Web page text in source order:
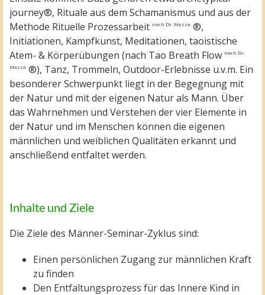
journey®, Rituale aus dem Schamanismus und aus der
Methode Rituelle Prozessarbeit nach Dr. Mazza ®,
Initiationen, Kampfkunst, Meditationen, taoistische
Atem- & Körperübungen (nach Tao Breath Flow nach Dr.
Mazza ®), Tanz, Trommeln, Outdoor-Erlebnisse u.v.m. Ein
besonderer Schwerpunkt liegt in der Begegnung mit
der Natur und mit der eigenen Natur als Mann. Über
das Wahrnehmen und Verstehen der vier Elemente in
der Natur und im Menschen können die eigenen
männlichen und weiblichen Qualitäten erkannt und
anschließend entfaltet werden.
Inhalte und Ziele
Die Ziele des Männer-Seminar-Zyklus sind:
Einen persönlichen Zugang zur männlichen Kraft
zu finden
Den Entfaltungsprozess für das Innere Kind in